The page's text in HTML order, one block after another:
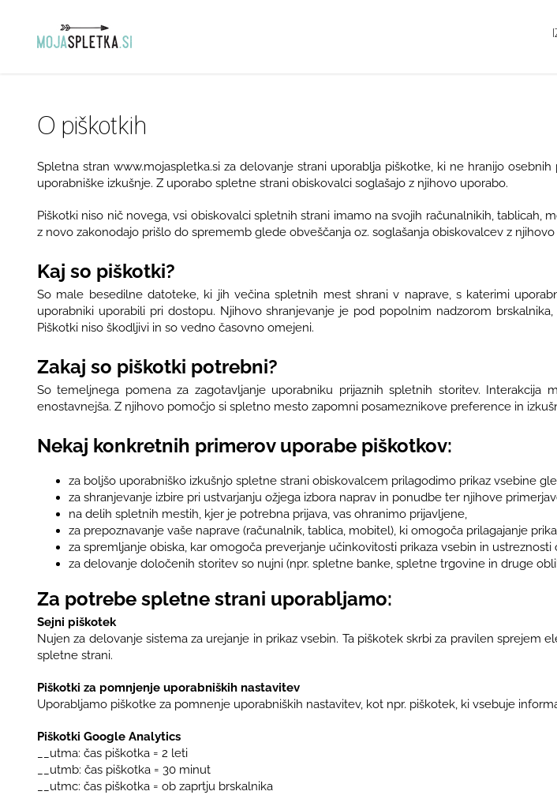
content
O piškotkih
Spletna stran www.mojaspletka.si za delovanje strani uporablja piškotke, ki ne hranijo
uporabniške izkušnje. Z uporabo spletne strani obiskovalci soglašajo z njihovo uporabo.
Piškotki niso nič novega, vsi obiskovalci spletnih strani imamo na svojih računalnikih,
z novo zakonodajo prišlo do sprememb glede obveščanja oz. soglašanja obiskovalcev z njihovo
Kaj so piškotki?
So male besedilne datoteke, ki jih večina spletnih mest shrani v naprave, s katerimi
uporabniki uporabili pri dostopu. Njihovo shranjevanje je pod popolnim nadzorom
Piškotki niso škodljivi in so vedno časovno omejeni.
Zakaj so piškotki potrebni?
So temeljnega pomena za zagotavljanje uporabniku prijaznih spletnih storitev.
enostavnejša. Z njihovo pomočjo si spletno mesto zapomni posameznikove preference in
Nekaj konkretnih primerov uporabe piškotkov:
za boljšo uporabniško izkušnjo spletne strani obiskovalcem prilagodimo prikaz vsebine
za shranjevanje izbire pri ustvarjanju ožjega izbora naprav in ponudbe ter njihove
na delih spletnih mestih, kjer je potrebna prijava, vas ohranimo prijavljene,
za prepoznavanje vaše naprave (računalnik, tablica, mobitel), ki omogoča prilagajanje
za spremljanje obiska, kar omogoča preverjanje učinkovitosti prikaza vsebin in
za delovanje določenih storitev so nujni (npr. spletne banke, spletne trgovine in druge
Za potrebe spletne strani uporabljamo:
Sejni piškotek
Nujen za delovanje sistema za urejanje in prikaz vsebin. Ta piškotek skrbi za pravilen
spletne strani.
Piškotki za pomnjenje uporabniških nastavitev
Uporabljamo piškotke za pomnenje uporabniških nastavitev, kot npr. piškotek, ki vsebuje
Piškotki Google Analytics
__utma: čas piškotka = 2 leti
__utmb: čas piškotka = 30 minut
__utmc: čas piškotka = ob zaprtju brskalnika